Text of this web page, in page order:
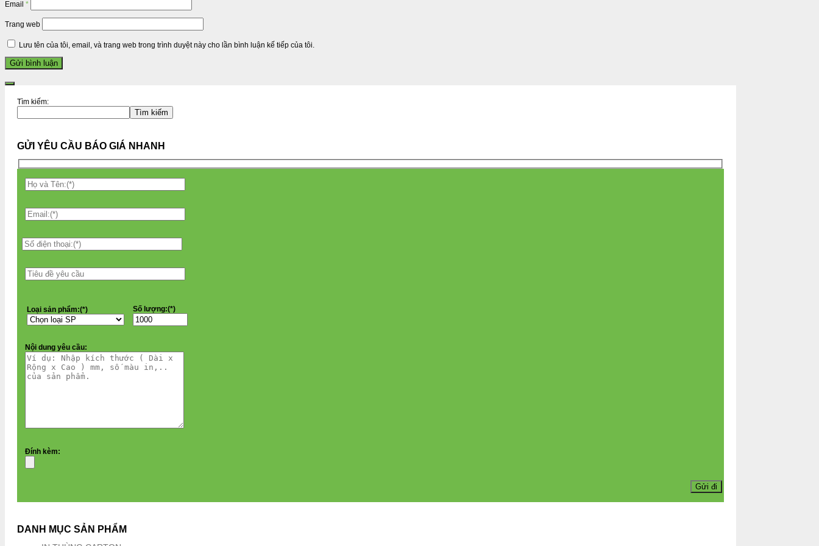
Email *
Trang web
Lưu tên của tôi, email, và trang web trong trình duyệt này cho lần bình luận kế tiếp của tôi.
Tìm kiếm:
Tìm kiếm
GỬI YÊU CẦU BÁO GIÁ NHANH
Loại sản phẩm:(*) Số lượng:(*)
Nội dung yêu cầu:
Đính kèm:
DANH MỤC SẢN PHẨM